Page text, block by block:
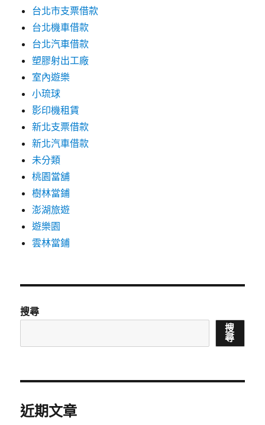
台北市支票借款
台北機車借款
台北汽車借款
塑膠射出工廠
室內遊樂
小琉球
影印機租賃
新北支票借款
新北汽車借款
未分類
桃園當舖
樹林當鋪
澎湖旅遊
遊樂園
雲林當鋪
搜尋
搜
尋
近期文章